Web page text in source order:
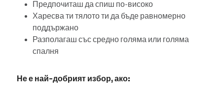
Предпочиташ да спиш по-високо
Харесва ти тялото ти да бъде равномерно
поддържано
Разполагаш със средно голяма или голяма
спалня
Не е най-добрият избор, ако: